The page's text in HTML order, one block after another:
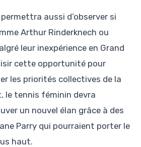
aussi d’observer si
Arthur Rinderknech ou
leur inexpérience en Grand
cette opportunité pour
les priorités collectives de la
le tennis féminin devra
un nouvel élan grâce à des
Parry qui pourraient porter le
haut.